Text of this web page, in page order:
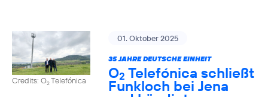
Credits: O2Telefónica
01. Oktober 2025
35 JAHRE DEUTSCHE EINHEIT
O2 Telefónica schließt
Funkloch bei Jena